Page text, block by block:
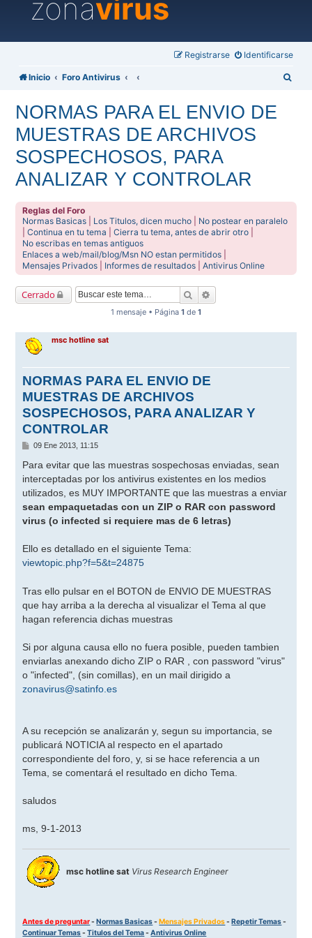
zonavirus
Identificarse
Registrarse
Inicio Foro Antivirus
NORMAS PARA EL ENVIO DE
MUESTRAS DE ARCHIVOS
SOSPECHOSOS, PARA
ANALIZAR Y CONTROLAR
Reglas del Foro
Normas Basicas
Los Titulos, dicen mucho
No postear en paralelo
|Continua en tu tema |Cierra tu tema, antes de abrir otro
No escribas en temas antiguos
Enlaces a web/mail/blog/Msn NO estan permitidos
Mensajes Privados
Informes de resultados |Antivirus Online
Cerrado Buscar
1 mensaje • Página 1 de 1
msc hotline sat
NORMAS PARA EL ENVIO DE
MUESTRAS DE ARCHIVOS
SOSPECHOSOS, PARA ANALIZAR Y
CONTROLAR
M
n
a
j
e
09 Ene 2013, 11:15
Para evitar que las muestras sospechosas enviadas, sean
interceptadas por los antivirus existentes en los medios
utilizados, es MUY IMPORTANTE que las muestras a enviar
sean empaquetadas con un ZIP o RAR con password
virus (o infected si requiere mas de 6 letras)
Ello es detallado en el siguiente Tema:
viewtopic.php?f=5&t=24875
Tras ello pulsar en el BOTON de ENVIO DE MUESTRAS
que hay arriba a la derecha al visualizar el Tema al que
hagan referencia dichas muestras
Si por alguna causa ello no fuera posible, pueden tambien
enviarlas anexando dicho ZIP o RAR , con password "virus"
o "infected", (sin comillas), en un mail dirigido a
zonavirus@satinfo.es
A su recepción se analizarán y, segun su importancia, se
publicará NOTICIA al respecto en el apartado
correspondiente del foro, y, si se hace referencia a un
Tema, se comentará el resultado en dicho Tema.
saludos
ms, 9-1-2013
msc hotline sat Virus Research Engineer
Antes de preguntar-Normas Basicas-Mensajes Privados-Repetir Temas-
Continuar Temas-Titulos del Tema-Antivirus Online